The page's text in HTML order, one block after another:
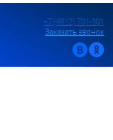
+7 (4812) 701-301
Заказать звонок